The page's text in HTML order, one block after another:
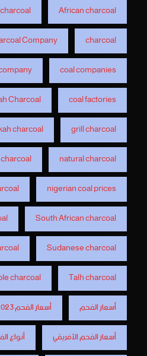
African charcoal
charcoal
Company
coal companies
coal factories
Charcoal
grill charcoal
charcoal
natural charcoal
nigerian coal prices
South African charcoal
Sudanese charcoal
Talh charcoal
charcoal
أسعار الفحم
أسعار الفحم 2023
أسعار الفحم الأفريقي
أنواع